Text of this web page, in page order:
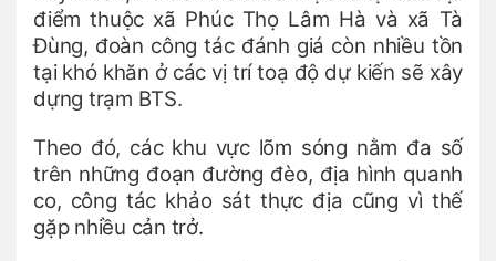
điểm thuộc xã Phúc Thọ Lâm Hà và xã Tà
Đùng, đoàn công tác đánh giá còn nhiều tồn
tại khó khăn ở các vị trí toạ độ dự kiến sẽ xây
dựng trạm BTS.
Theo đó, các khu vực lõm sóng nằm đa số
trên những đoạn đường đèo, địa hình quanh
co, công tác khảo sát thực địa cũng vì thế
gặp nhiều cản trở.